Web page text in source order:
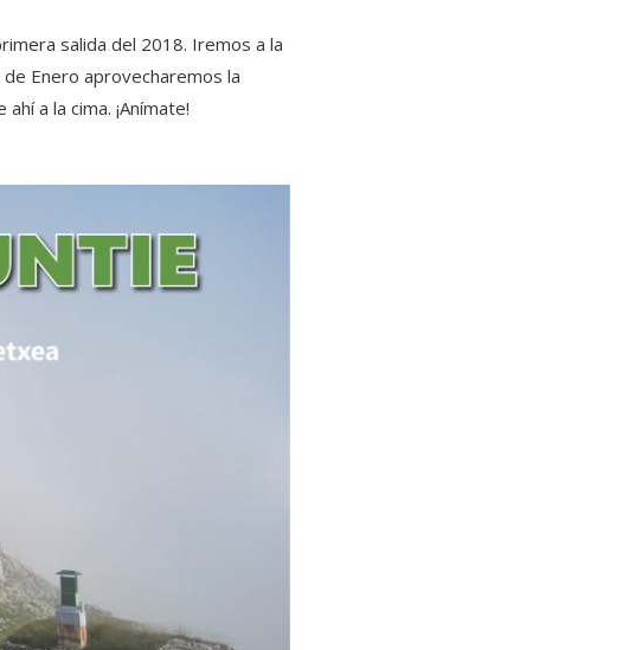
salida del 2018. Iremos a la
Enero aprovecharemos la
a la cima. ¡Anímate!